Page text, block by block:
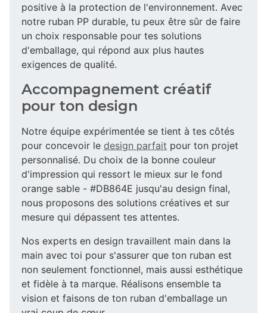
positive à la protection de l'environnement. Avec
notre ruban PP durable, tu peux être sûr de faire
un choix responsable pour tes solutions
d'emballage, qui répond aux plus hautes
exigences de qualité.
Accompagnement créatif
pour ton design
Notre équipe expérimentée se tient à tes côtés
pour concevoir le design parfait pour ton projet
personnalisé. Du choix de la bonne couleur
d'impression qui ressort le mieux sur le fond
orange sable - #DB864E jusqu'au design final,
nous proposons des solutions créatives et sur
mesure qui dépassent tes attentes.
Nos experts en design travaillent main dans la
main avec toi pour s'assurer que ton ruban est
non seulement fonctionnel, mais aussi esthétique
et fidèle à ta marque. Réalisons ensemble ta
vision et faisons de ton ruban d'emballage un